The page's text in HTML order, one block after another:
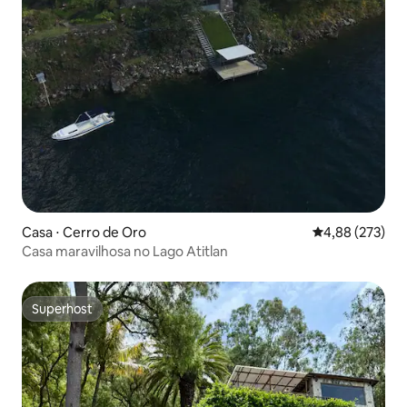
Casa ⋅ Cerro de Oro 4,88 de uma
4,88 (273)
Casa maravilhosa no Lago Atitlan
Superhost
Superhost